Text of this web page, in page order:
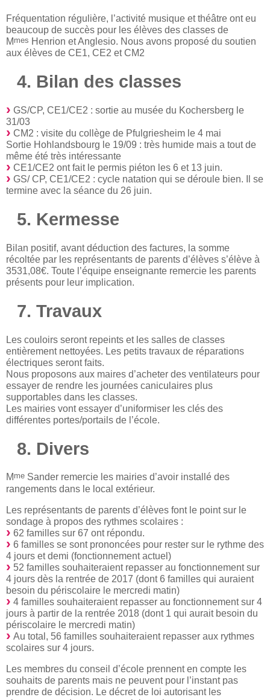
Fréquentation régulière, l’activité musique et théâtre ont eu
beaucoup de succès pour les élèves des classes de
Mmes Henrion et Anglesio. Nous avons proposé du soutien
aux élèves de CE1, CE2 et CM2
4. Bilan des classes
GS/CP, CE1/CE2 : sortie au musée du Kochersberg le
31/03
CM2 : visite du collège de Pfulgriesheim le 4 mai
Sortie Hohlandsbourg le 19/09 : très humide mais a tout de
même été très intéressante
CE1/CE2 ont fait le permis piéton les 6 et 13 juin.
GS/ CP, CE1/CE2 : cycle natation qui se déroule bien. Il se
termine avec la séance du 26 juin.
5. Kermesse
Bilan positif, avant déduction des factures, la somme
récoltée par les représentants de parents d’élèves s’élève à
3531,08€. Toute l’équipe enseignante remercie les parents
présents pour leur implication.
7. Travaux
Les couloirs seront repeints et les salles de classes
entièrement nettoyées. Les petits travaux de réparations
électriques seront faits.
Nous proposons aux maires d’acheter des ventilateurs pour
essayer de rendre les journées caniculaires plus
supportables dans les classes.
Les mairies vont essayer d’uniformiser les clés des
différentes portes/portails de l’école.
8. Divers
M me Sander remercie les mairies d’avoir installé des
rangements dans le local extérieur.
Les représentants de parents d’élèves font le point sur le
sondage à propos des rythmes scolaires :
62 familles sur 67 ont répondu.
6 familles se sont prononcées pour rester sur le rythme des
4 jours et demi (fonctionnement actuel)
52 familles souhaiteraient repasser au fonctionnement sur
4 jours dès la rentrée de 2017 (dont 6 familles qui auraient
besoin du périscolaire le mercredi matin)
4 familles souhaiteraient repasser au fonctionnement sur 4
jours à partir de la rentrée 2018 (dont 1 qui aurait besoin du
périscolaire le mercredi matin)
Au total, 56 familles souhaiteraient repasser aux rythmes
scolaires sur 4 jours.
Les membres du conseil d’école prennent en compte les
souhaits de parents mais ne peuvent pour l’instant pas
prendre de décision. Le décret de loi autorisant les